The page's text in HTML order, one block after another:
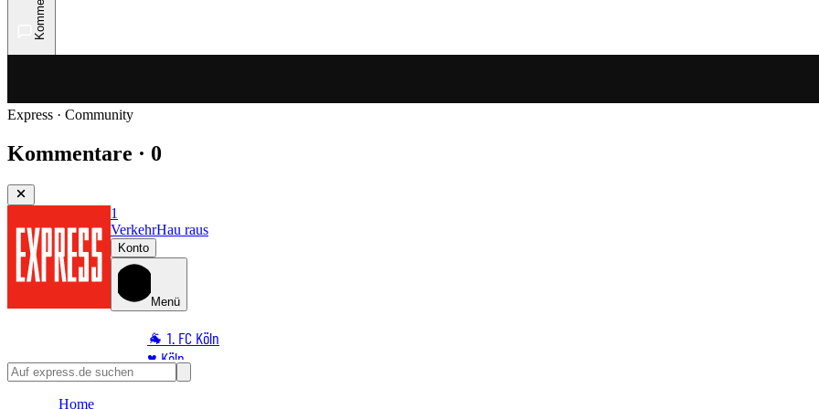
Express · Community
Kommentare · 0
1
VerkehrHau raus
Konto
Menü
🐐 1. FC Köln
♥️ Köln
⭐ Promi
Home